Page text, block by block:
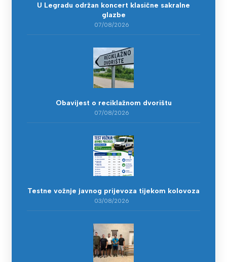
U Legradu održan koncert klasične sakralne
glazbe
07/08/2026
Obavijest o reciklažnom dvorištu
07/08/2026
Testne vožnje javnog prijevoza tijekom kolovoza
03/08/2026